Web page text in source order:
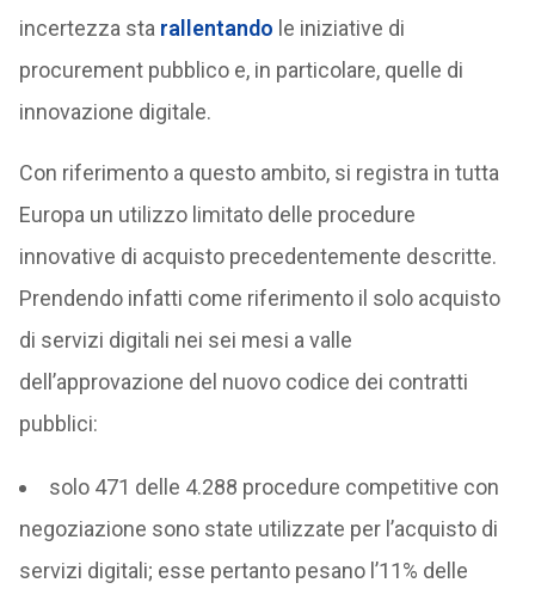
incertezza sta rallentando le iniziative di
procurement pubblico e, in particolare, quelle di
innovazione digitale.
Con riferimento a questo ambito, si registra in tutta
Europa un utilizzo limitato delle procedure
innovative di acquisto precedentemente descritte.
Prendendo infatti come riferimento il solo acquisto
di servizi digitali nei sei mesi a valle
dell’approvazione del nuovo codice dei contratti
pubblici:
solo 471 delle 4.288 procedure competitive con
negoziazione sono state utilizzate per l’acquisto di
servizi digitali; esse pertanto pesano l’11% delle